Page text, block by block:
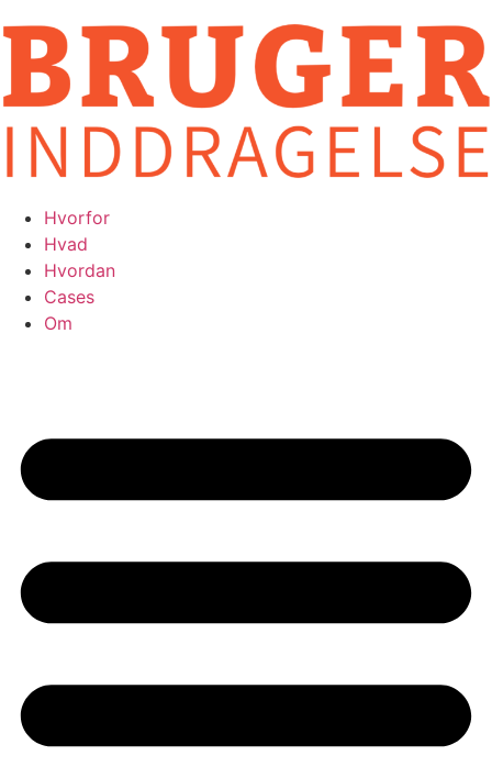
til
indhold
Hvorfor
Hvad
Hvordan
Cases
Om